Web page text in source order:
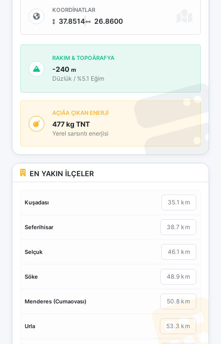
KOORDİNATLAR
37.8514 26.8600
RAKIM & TOPOÄRAFYA
-240 m
Düzlük / %5.1 Eğim
AÇIÄA ÇIKAN ENERJİ
477 kg TNT
Yerel sarsıntı enerjisi
EN YAKIN İLÇELER
Kuşadası 35.1 km
Seferihisar 38.7 km
Selçuk 46.1 km
Söke 48.9 km
Menderes (Cumaovası) 50.8 km
Urla 53.3 km